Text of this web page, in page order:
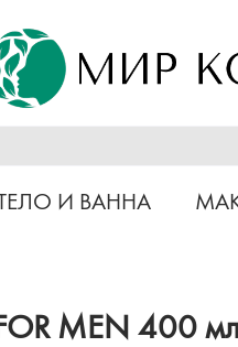
И ВАННА
MEN 400 мл